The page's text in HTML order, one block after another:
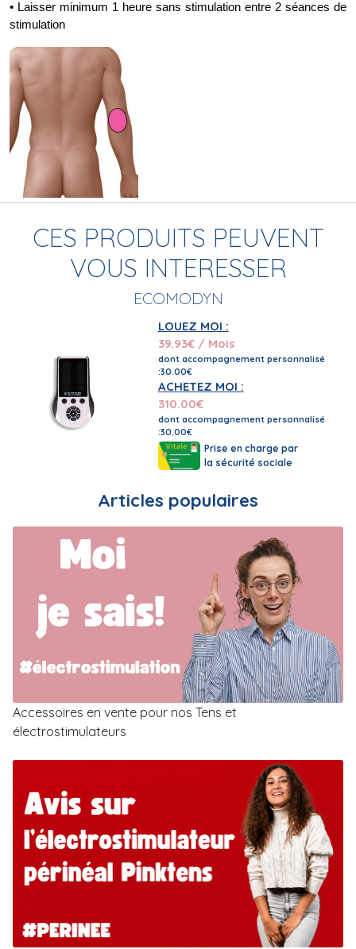
• Laisser minimum 1 heure sans stimulation entre 2 séances de
stimulation
CES PRODUITS PEUVENT
VOUS INTERESSER
ECOMODYN
LOUEZ MOI :
39.93€ / Mois
dont accompagnement personnalisé
:30.00€
ACHETEZ MOI :
310.00€
dont accompagnement personnalisé
:30.00€
Prise en charge par
la sécurité sociale
Articles populaires
Accessoires en vente pour nos Tens et
électrostimulateurs